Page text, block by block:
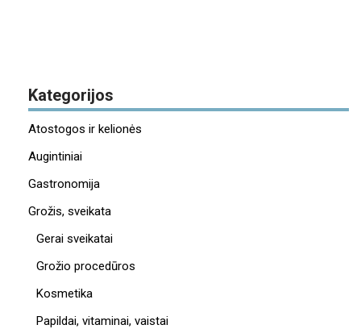
Kategorijos
Atostogos ir kelionės
Augintiniai
Gastronomija
Grožis, sveikata
Gerai sveikatai
Grožio procedūros
Kosmetika
Papildai, vitaminai, vaistai